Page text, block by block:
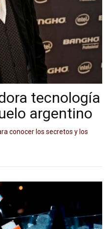
tecnología
argentino
conocer los secretos y los